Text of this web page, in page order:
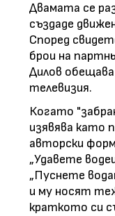
Двамата се
създаде
Според
брои на
Дилов обещава
телевизия.
Когато
изявява като
авторски
„Удавете
„Пуснете
и му носят
краткото си